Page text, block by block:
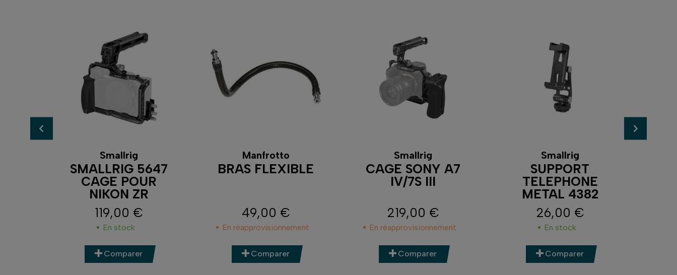
Smallrig
SMALLRIG 5647
CAGE POUR
NIKON ZR
Prix
119,00 €
En stock
Comparer
Manfrotto
BRAS FLEXIBLE
Prix
49,00 €
En réapprovisionnement
Comparer
Smallrig
CAGE SONY A7
IV/7S III
Prix
219,00 €
En réapprovisionnement
Comparer
Smallrig
SUPPORT
TELEPHONE
METAL 4382
Prix
26,00 €
En stock
Comparer